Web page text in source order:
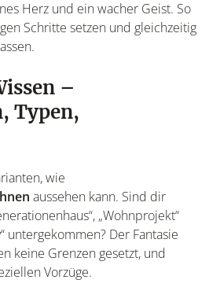
Herz und ein wacher Geist. So
Schritte setzen und gleichzeitig
–
Typen,
wie
aussehen kann. Sind dir
„Wohnprojekt“
untergekommen? Der Fantasie
keine Grenzen gesetzt, und
Vorzüge.